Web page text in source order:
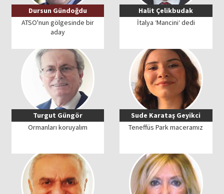
Dursun Gündoğdu
ATSO'nun gölgesinde bir
aday
Halit Çelikbudak
İtalya ‘Mancini‘ dedi
Turgut Güngör
Ormanları koruyalım
Sude Karataş Geyikci
Teneffüs Park maceramız